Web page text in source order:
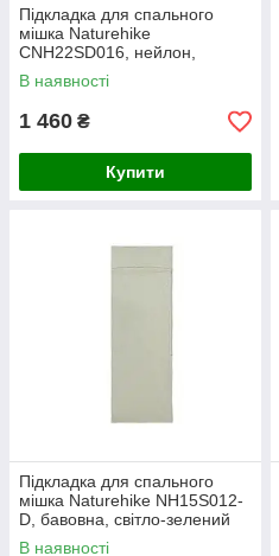
Підкладка для спального
мішка Naturehike
CNH22SD016, нейлон,
зелена
В наявності
1 460 ₴
Купити
Підкладка для спального
мішка Naturehike NH15S012-
D, бавовна, світло-зелений
В наявності